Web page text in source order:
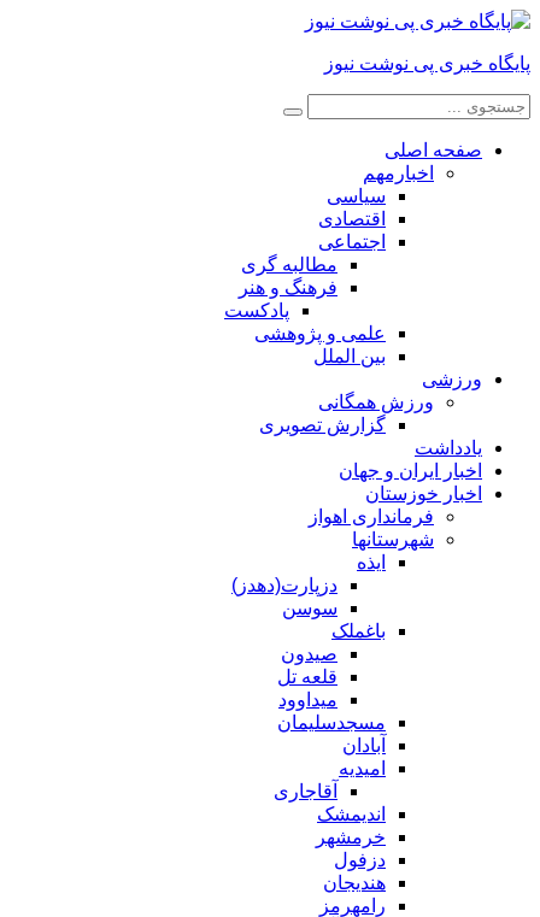
پایگاه خبری پی نوشت نیوز
صفحه اصلی
اخبارمهم
سیاسی
اقتصادی
اجتماعی
مطالبه گری
فرهنگ و هنر
پادکست
علمی و پژوهشی
بین الملل
ورزشی
ورزش همگانی
گزارش تصویری
یادداشت
اخبار ایران و جهان
اخبار خوزستان
فرمانداری اهواز
شهرستانها
ایذه
دزپارت(دهدز)
سوسن
باغملک
صیدون
قلعه تل
میداوود
مسجدسلیمان
آبادان
امیدیه
آقاجاری
اندیمشک
خرمشهر
دزفول
هندیجان
رامهرمز